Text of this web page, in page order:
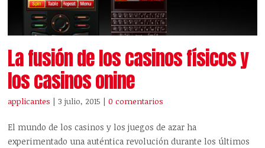
La fusión de los casinos físicos y
los casinos onine
applicantes | 3 julio, 2015 |0 comentarios
El mundo de los casinos y los juegos de azar ha
experimentado una auténtica revolución durante los últimos